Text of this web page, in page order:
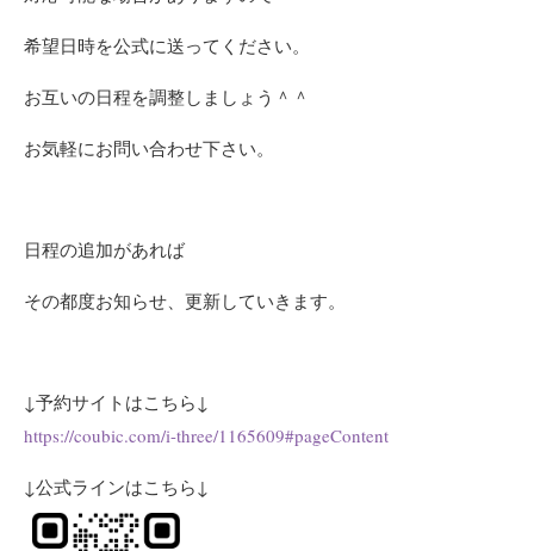
希望日時を公式に送ってください。
お互いの日程を調整しましょう＾＾
お気軽にお問い合わせ下さい。
日程の追加があれば
その都度お知らせ、更新していきます。
↓予約サイトはこちら↓
https://coubic.com/i-three/1165609#pageContent
↓公式ラインはこちら↓